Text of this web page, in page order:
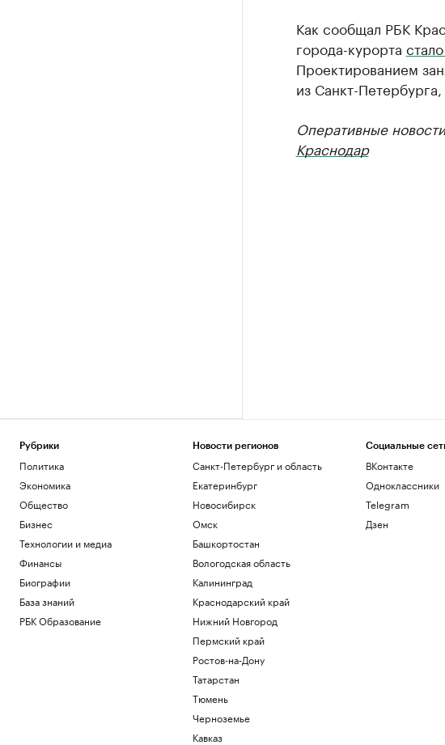
Как сообщал РБК
города-курорта
Проектированием
из Санкт-
Оперативные
Краснодар
Рубрики
Политика
Экономика
Общество
Бизнес
Технологии и медиа
Финансы
Биографии
База знаний
РБК Образование
Новости регионов
Санкт-Петербург и область
Екатеринбург
Новосибирск
Омск
Башкортостан
Вологодская область
Калининград
Краснодарский край
Нижний Новгород
Пермский край
Ростов-на-Дону
Татарстан
Тюмень
Черноземье
Кавказ
Социальные
ВКонтакте
Одноклассники
Telegram
Дзен